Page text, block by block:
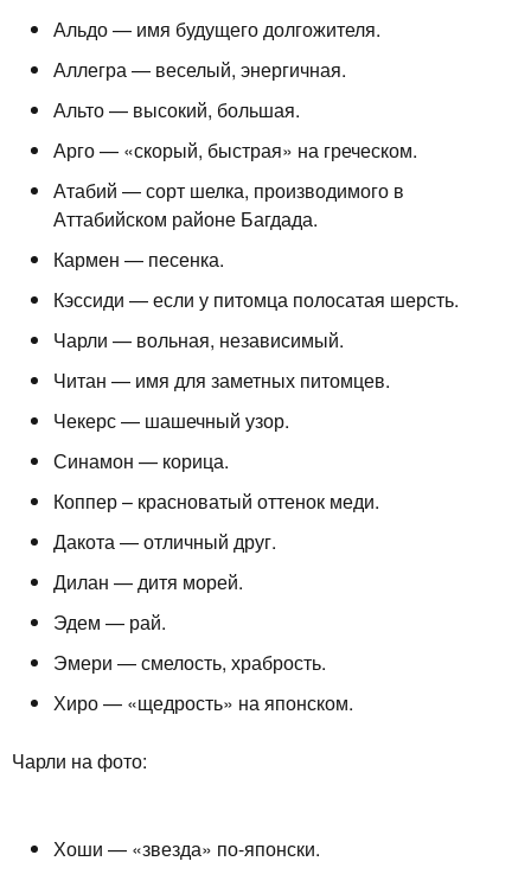
Альдо — имя будущего долгожителя.
Аллегра — веселый, энергичная.
Альто — высокий, большая.
Арго — «скорый, быстрая» на греческом.
Атабий — сорт шелка, производимого в
Аттабийском районе Багдада.
Кармен — песенка.
Кэссиди — если у питомца полосатая шерсть.
Чарли — вольная, независимый.
Читан — имя для заметных питомцев.
Чекерс — шашечный узор.
Синамон — корица.
Коппер – красноватый оттенок меди.
Дакота — отличный друг.
Дилан — дитя морей.
Эдем — рай.
Эмери — смелость, храбрость.
Хиро — «щедрость» на японском.
Чарли на фото:
Хоши — «звезда» по-японски.